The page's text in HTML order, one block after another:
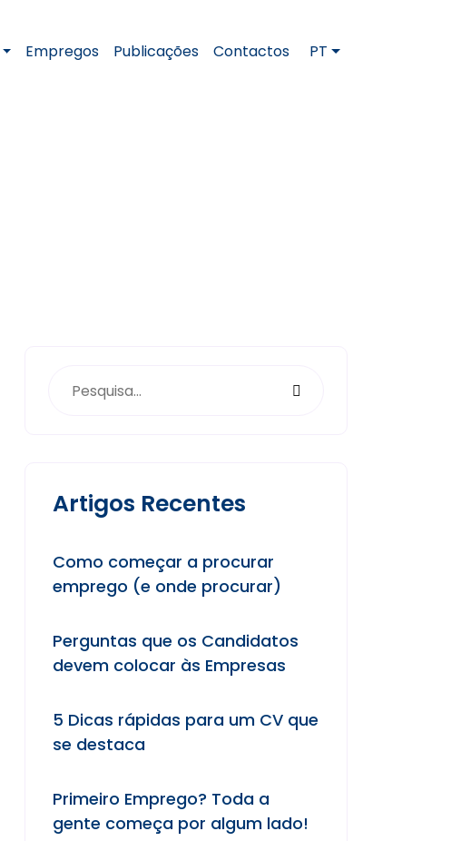
Empregos Publicações Contactos PT
Artigos Recentes
Como começar a procurar
emprego (e onde procurar)
Perguntas que os Candidatos
devem colocar às Empresas
5 Dicas rápidas para um CV que
se destaca
Primeiro Emprego? Toda a
gente começa por algum lado!